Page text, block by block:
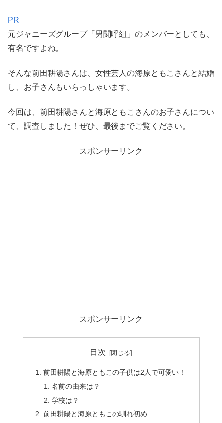
PR
元ジャニーズグループ「男闘呼組」のメンバーとしても、
有名ですよね。
そんな前田耕陽さんは、女性芸人の海原ともこさんと結婚
し、お子さんもいらっしゃいます。
今回は、前田耕陽さんと海原ともこさんのお子さんについ
て、調査しました！ぜひ、最後までご覧ください。
スポンサーリンク
スポンサーリンク
目次
前田耕陽と海原ともこの子供は2人で可愛い！
名前の由来は？
学校は？
前田耕陽と海原ともこの馴れ初め